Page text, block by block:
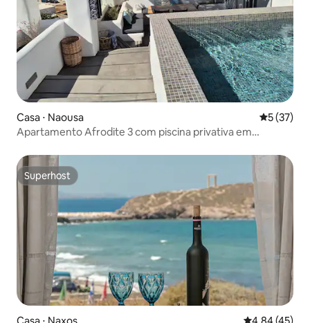
Casa ⋅ Naousa 5 de uma
5 (37)
Apartamento Afrodite 3 com piscina privativa em
Superhost
Superhost
Casa ⋅ Naxos 4,84 de uma
4,84 (45)